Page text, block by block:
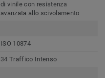
di vinile con resistenza
avanzata allo scivolamento
ISO 10874
34 Traffico Intenso